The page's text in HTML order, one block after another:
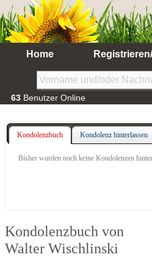
Home
63 Benutzer Online
Kondolenzbuch Kondolenz hinterlassen
Bisher wurden noch keine Kondolenzen
Kondolenzbuch von
Walter Wischlinski